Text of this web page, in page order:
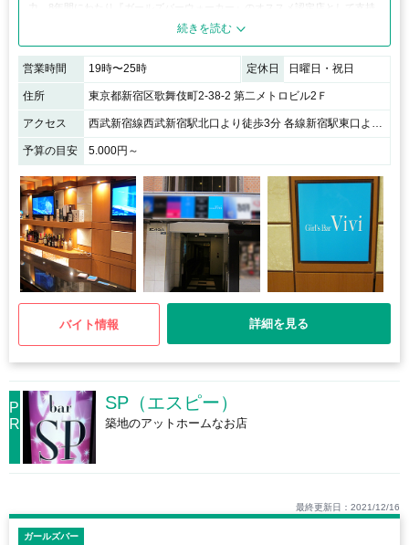
力。8年間にわたり『ガールズバーウォーカー』のオススメ認定店として支持
され続けており、話題性と安心感を兼ね備えています。非日常的な時間を気軽
に楽しみたい方にぴったりのお店です。
営業時間 19時〜25時 定休日 日曜日・祝日
住所 東京都新宿区歌舞伎町2-38-2 第二メトロビル2Ｆ
アクセス
予算の目安 5.000円～
バイト情報 詳細を見る
P
R
SP（エスピー）
築地のアットホームなお店
最終更新日：2021/12/16
ガールズバー